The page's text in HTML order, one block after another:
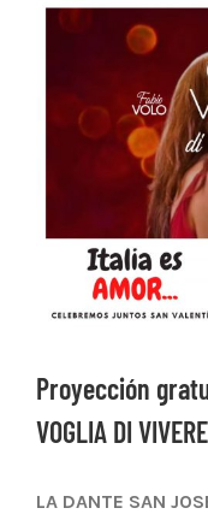
Ver
grande
Proyección
VOGLIA DI VIVERE
LA DANTE SAN